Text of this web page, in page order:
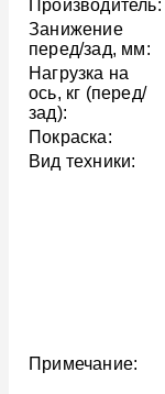
Производитель:
Занижение
перед/зад, мм:
Нагрузка на
ось, кг (перед/
зад):
Покраска:
Вид техники:
Примечание: